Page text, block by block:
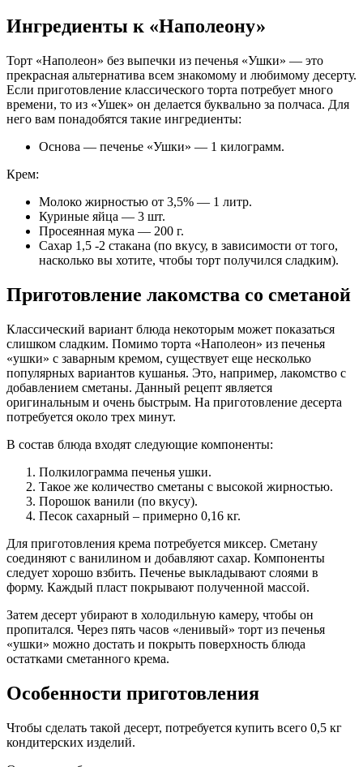
Ингредиенты к «Наполеону»
Торт «Наполеон» без выпечки из печенья «Ушки» — это
прекрасная альтернатива всем знакомому и любимому десерту.
Если приготовление классического торта потребует много
времени, то из «Ушек» он делается буквально за полчаса. Для
него вам понадобятся такие ингредиенты:
Основа — печенье «Ушки» — 1 килограмм.
Крем:
Молоко жирностью от 3,5% — 1 литр.
Куриные яйца — 3 шт.
Просеянная мука — 200 г.
Сахар 1,5 -2 стакана (по вкусу, в зависимости от того,
насколько вы хотите, чтобы торт получился сладким).
Приготовление лакомства со сметаной
Классический вариант блюда некоторым может показаться
слишком сладким. Помимо торта «Наполеон» из печенья
«ушки» с заварным кремом, существует еще несколько
популярных вариантов кушанья. Это, например, лакомство с
добавлением сметаны. Данный рецепт является
оригинальным и очень быстрым. На приготовление десерта
потребуется около трех минут.
В состав блюда входят следующие компоненты:
Полкилограмма печенья ушки.
Такое же количество сметаны с высокой жирностью.
Порошок ванили (по вкусу).
Песок сахарный – примерно 0,16 кг.
Для приготовления крема потребуется миксер. Сметану
соединяют с ванилином и добавляют сахар. Компоненты
следует хорошо взбить. Печенье выкладывают слоями в
форму. Каждый пласт покрывают полученной массой.
Затем десерт убирают в холодильную камеру, чтобы он
пропитался. Через пять часов «ленивый» торт из печенья
«ушки» можно достать и покрыть поверхность блюда
остатками сметанного крема.
Особенности приготовления
Чтобы сделать такой десерт, потребуется купить всего 0,5 кг
кондитерских изделий.